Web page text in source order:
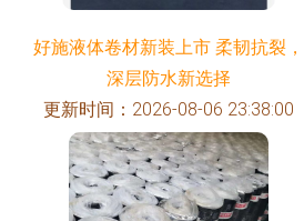
好施液体卷材新装上市 柔韧抗裂，
深层防水新选择
更新时间：2026-08-06 23:38:00